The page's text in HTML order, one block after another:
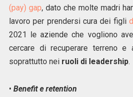
(pay) gap, dato che molte madri
lavoro per prendersi cura dei figli
2021 le aziende che vogliono
cercare di recuperare terreno e
soprattutto nei ruoli di leadership.
• Benefit e retention